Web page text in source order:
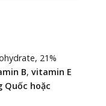
21%
B,vitamin E
Quốc hoặc